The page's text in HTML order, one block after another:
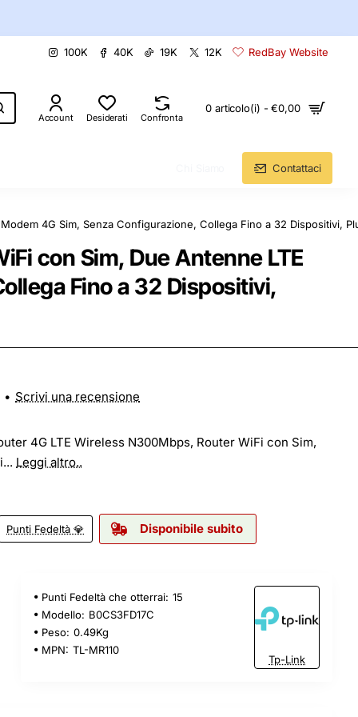
100K 40K 19K 12K RedBay Website
Account Desiderati Confronta
0 articolo(i) - €0,00
Contattaci
con Sim, Due Antenne LTE
Fino a 32 Dispositivi,
4G Sim, Senza Configurazione, Collega Fino a 32 Dispositivi,
4G LTE Wireless N300Mbps, Router WiFi con Sim,
Leggi altro..
Punti Fedeltà 💎 Disponibile subito
• Scrivi una recensione
Punti Fedeltà che otterrai: 15
Modello: B0CS3FD17C
Peso: 0.49Kg
MPN: TL-MR110
Tp-Link